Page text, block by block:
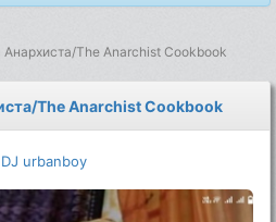
Анархиста/The Anarchist Cookbook
The Anarchist Cookbook
DJ urbanboy